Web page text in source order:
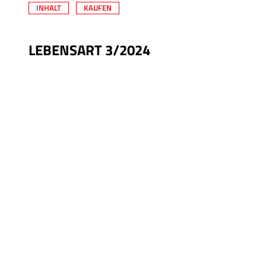
INHALT KAUFEN
LEBENSART 3/2024